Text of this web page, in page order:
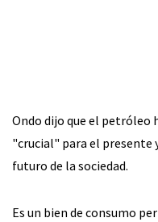
Ondo dijo que el petróleo
"crucial" para el presente
futuro de la sociedad.
Es un bien de consumo